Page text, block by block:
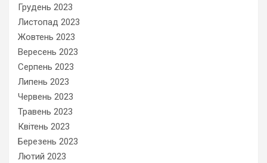
Грудень 2023
Листопад 2023
Жовтень 2023
Вересень 2023
Серпень 2023
Липень 2023
Червень 2023
Травень 2023
Квітень 2023
Березень 2023
Лютий 2023